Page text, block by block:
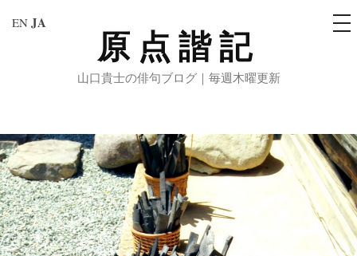
へ
ス
キ
ッ
プ
原点諧記
山口貴士の俳句ブログ｜毎週木曜更新
メ
ニ
EN JA